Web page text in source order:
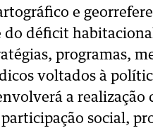
e
do déficit
programas,
voltados à
a realização
social,